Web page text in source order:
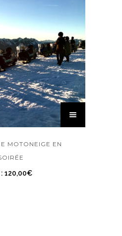
MOTONEIGE EN
120,00€